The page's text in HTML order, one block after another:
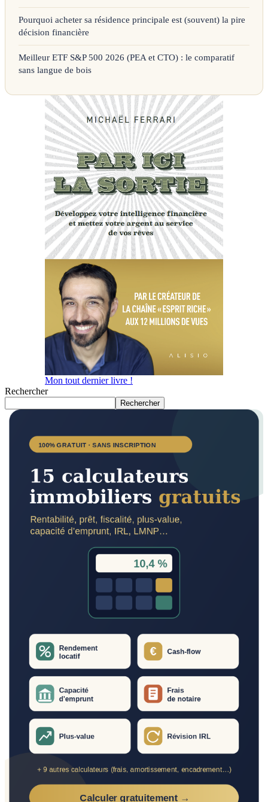
Pourquoi acheter sa résidence principale est (souvent) la pire
décision financière
Meilleur ETF S&P 500 2026 (PEA et CTO) : le comparatif
sans langue de bois
Mon tout dernier livre !
Rechercher
Rechercher